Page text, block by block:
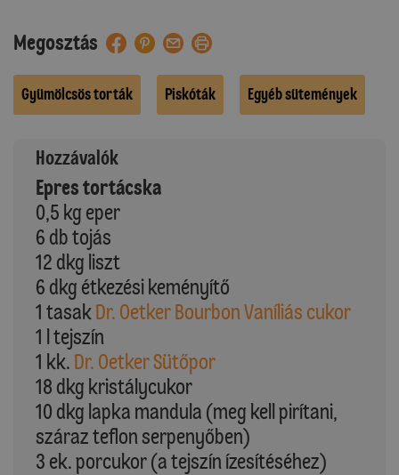
Megosztás
Gyümölcsös torták Piskóták Egyéb sütemények
Hozzávalók
Epres tortácska
0,5 kg eper
6 db tojás
12 dkg liszt
6 dkg étkezési keményítő
1 tasak Dr. Oetker Bourbon Vaníliás cukor
1 l tejszín
1 kk. Dr. Oetker Sütőpor
18 dkg kristálycukor
10 dkg lapka mandula (meg kell pirítani,
száraz teflon serpenyőben)
3 ek. porcukor (a tejszín ízesítéséhez)